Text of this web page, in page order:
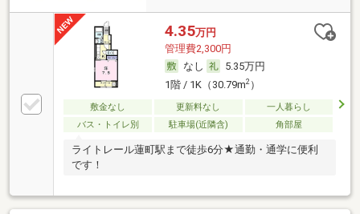
4.35万円
管理費2,300円
なし
5.35万円
1階 / 1K（30.79m2）
敷金なし 更新料なし
一人暮らし
バス・トイレ別
駐車場(近隣含) 角部屋
ライトレール蓮町駅まで徒歩6分★通勤・通学に便利
です！